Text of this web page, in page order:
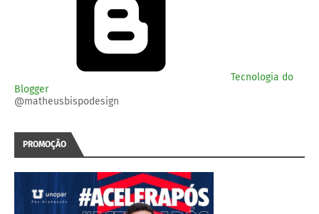
Tecnologia do
Blogger
@matheusbispodesign
PROMOÇÃO